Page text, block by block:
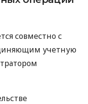
совместно с
учетную